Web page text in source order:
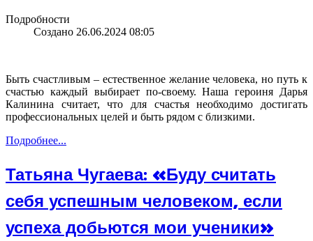
Подробности
Создано 26.06.2024 08:05
Быть счастливым – естественное желание человека, но путь к
счастью каждый выбирает по-своему. Наша героиня Дарья
Калинина считает, что для счастья необходимо достигать
профессиональных целей и быть рядом с близкими.
Подробнее...
Татьяна Чугаева: «Буду считать
себя успешным человеком, если
успеха добьются мои ученики»